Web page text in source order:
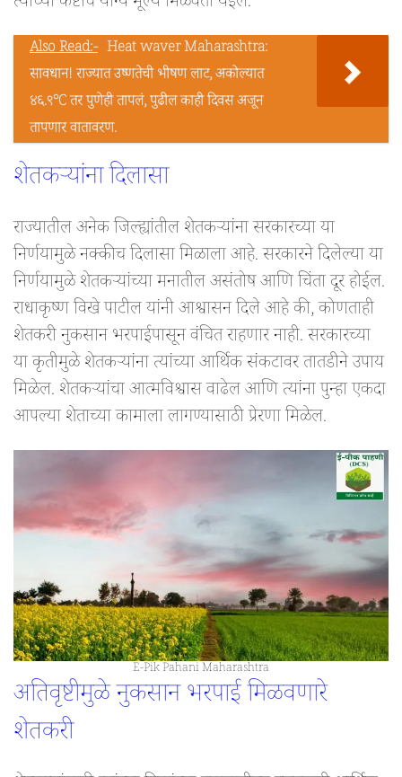
Also Read:- Heat waver Maharashtra:
सावधान! राज्यात उष्णतेची भीषण लाट, अकोल्यात
४६.९°C तर पुणेही तापलं, पुढील काही दिवस अजून
तापणार वातावरण.
शेतकऱ्यांना दिलासा
राज्यातील अनेक जिल्ह्यांतील शेतकऱ्यांना सरकारच्या या
निर्णयामुळे नक्कीच दिलासा मिळाला आहे. सरकारने दिलेल्या या
निर्णयामुळे शेतकऱ्यांच्या मनातील असंतोष आणि चिंता दूर होईल.
राधाकृष्ण विखे पाटील यांनी आश्वासन दिले आहे की, कोणताही
शेतकरी नुकसान भरपाईपासून वंचित राहणार नाही. सरकारच्या
या कृतीमुळे शेतकऱ्यांना त्यांच्या आर्थिक संकटावर तातडीने उपाय
मिळेल. शेतकऱ्यांचा आत्मविश्वास वाढेल आणि त्यांना पुन्हा एकदा
आपल्या शेताच्या कामाला लागण्यासाठी प्रेरणा मिळेल.
E-Pik Pahani Maharashtra
अतिवृष्टीमुळे नुकसान भरपाई मिळवणारे
शेतकरी